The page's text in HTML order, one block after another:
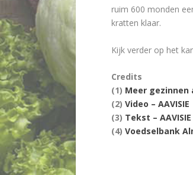
ruim 600 monden
kratten klaar.
Kijk verder op het
Credits
(1) Meer gezinnen
(2) Video – AAVISIE
(3) Tekst – AAVISIE
(4) Voedselbank